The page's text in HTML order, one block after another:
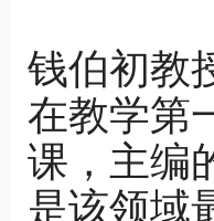
钱伯初教
在教学第
课，主编
是该领域